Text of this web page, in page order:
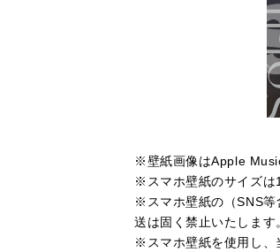
※壁紙画像はApple
※スマホ壁紙のサイズは
※スマホ壁紙の（SNS等
送は固く禁止いたします
※スマホ壁紙を使用し、